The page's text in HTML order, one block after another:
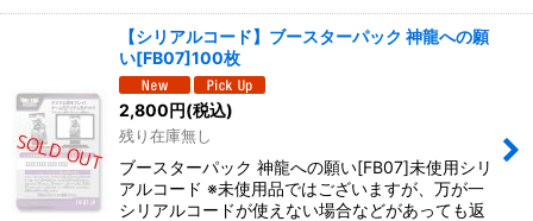
【シリアルコード】ブースターパック 神龍への願
い[FB07]100枚
2,800円(税込)
残り在庫無し
ブースターパック 神龍への願い[FB07]未使用シリ
アルコード ※未使用品ではございますが、万が一
シリアルコードが使えない場合などがあっても返